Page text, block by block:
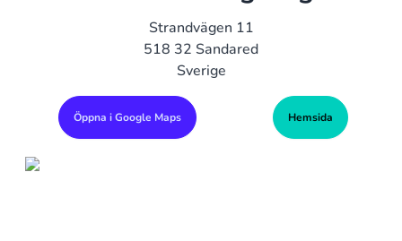
Strandvägen 11
518 32 Sandared
Sverige
Öppna i Google Maps Hemsida